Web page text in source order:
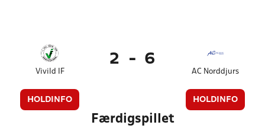
Vivild IF
HOLDINFO
2 - 6
AC Norddjurs
HOLDINFO
Færdigspillet